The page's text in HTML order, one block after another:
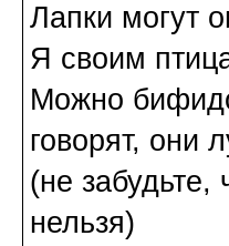
Лапки могут
Я своим
Можно
говорят, они
(не забудьте,
нельзя)